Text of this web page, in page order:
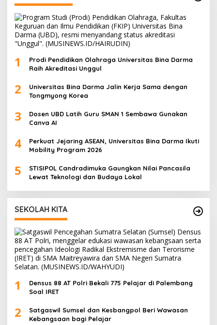
1
Prodi Pendidikan Olahraga Universitas Bina Darma
Raih Akreditasi Unggul
2
Universitas Bina Darma Jalin Kerja Sama dengan
Tongmyong Korea
3
Dosen UBD Latih Guru SMAN 1 Sembawa Gunakan
Canva AI
4
Perkuat Jejaring ASEAN, Universitas Bina Darma Ikuti
Mobility Program 2026
5
STISIPOL Candradimuka Gaungkan Nilai Pancasila
Lewat Teknologi dan Budaya Lokal
SEKOLAH KITA
1
Densus 88 AT Polri Bekali 775 Pelajar di Palembang
Soal IRET
2
Satgaswil Sumsel dan Kesbangpol Beri Wawasan
Kebangsaan bagi Pelajar